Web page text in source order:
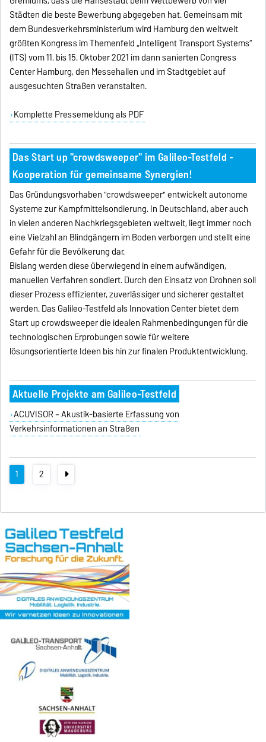
Städten die beste Bewerbung abgegeben hat. Gemeinsam mit
dem Bundesverkehrsministerium wird Hamburg den weltweit
größten Kongress im Themenfeld „Intelligent Transport Systems“
(ITS) vom 11. bis 15. Oktober 2021 im dann sanierten Congress
Center Hamburg, den Messehallen und im Stadtgebiet auf
ausgesuchten Straßen veranstalten.
Komplette Pressemeldung als PDF
Das Start up "crowdsweeper" im Galileo-Testfeld -
Kooperation für gemeinsame Synergien!
Das Gründungsvorhaben "crowdsweeper" entwickelt autonome
Systeme zur Kampfmittelsondierung. In Deutschland, aber auch
in vielen anderen Nachkriegsgebieten weltweit, liegt immer noch
eine Vielzahl an Blindgängern im Boden verborgen und stellt eine
Gefahr für die Bevölkerung dar.
Bislang werden diese überwiegend in einem aufwändigen,
manuellen Verfahren sondiert. Durch den Einsatz von Drohnen soll
dieser Prozess effizienter, zuverlässiger und sicherer gestaltet
werden. Das Galileo-Testfeld als Innovation Center bietet dem
Start up crowdsweeper die idealen Rahmenbedingungen für die
technologischen Erprobungen sowie für weitere
lösungsorientierte Ideen bis hin zur finalen Produktentwicklung.
Aktuelle Projekte am Galileo-Testfeld
ACUVISOR – Akustik-basierte Erfassung von
Verkehrsinformationen an Straßen
1 2